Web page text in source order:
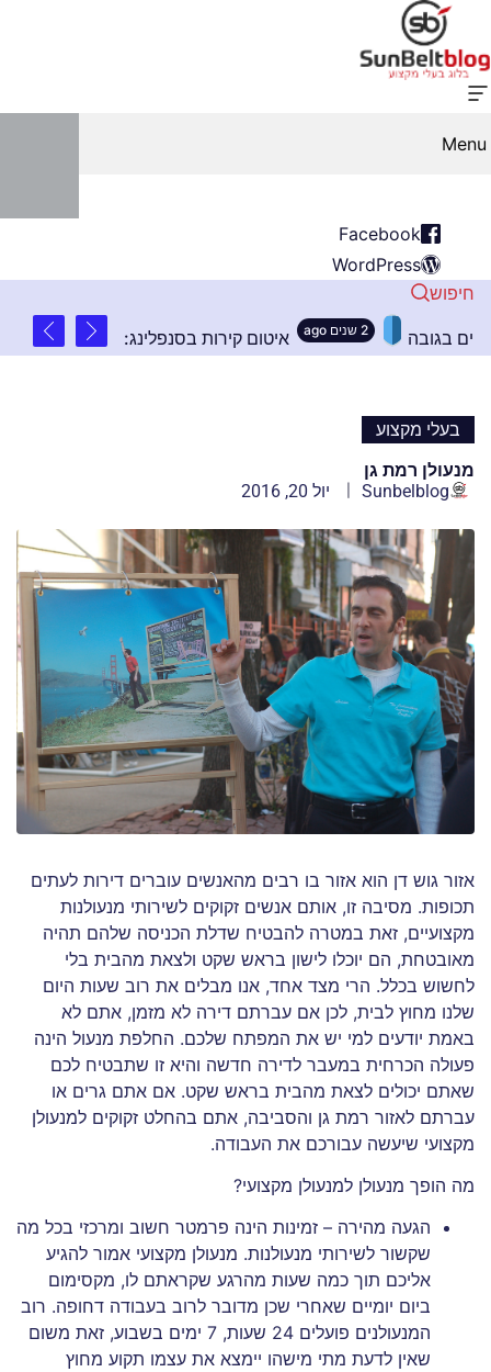
Menu
Facebook
WordPress
חיפוש
חשובים בהתקנת שלטים בגובה 2 שנים ago איטום קירות
בעלי מקצוע
מנעולן רמת גן
Sunbelblog
יול 20, 2016
אזור גוש דן הוא אזור בו רבים מהאנשים עוברים דירות לעתים
תכופות. מסיבה זו, אותם אנשים זקוקים לשירותי מנעולנות
מקצועיים, זאת במטרה להבטיח שדלת הכניסה שלהם תהיה
מאובטחת, הם יוכלו לישון בראש שקט ולצאת מהבית בלי
לחשוש בכלל. הרי מצד אחד, אנו מבלים את רוב שעות היום
שלנו מחוץ לבית, לכן אם עברתם דירה לא מזמן, אתם לא
באמת יודעים למי יש את המפתח שלכם. החלפת מנעול הינה
פעולה הכרחית במעבר לדירה חדשה והיא זו שתבטיח לכם
שאתם יכולים לצאת מהבית בראש שקט. אם אתם גרים או
עברתם לאזור רמת גן והסביבה, אתם בהחלט זקוקים למנעולן
מקצועי שיעשה עבורכם את העבודה.
מה הופך מנעולן למנעולן מקצועי?
הגעה מהירה – זמינות הינה פרמטר חשוב ומרכזי בכל מה
שקשור לשירותי מנעולנות. מנעולן מקצועי אמור להגיע
אליכם תוך כמה שעות מהרגע שקראתם לו, מקסימום
ביום יומיים שאחרי שכן מדובר לרוב בעבודה דחופה. רוב
המנעולנים פועלים 24 שעות, 7 ימים בשבוע, זאת משום
שאין לדעת מתי מישהו יימצא את עצמו תקוע מחוץ